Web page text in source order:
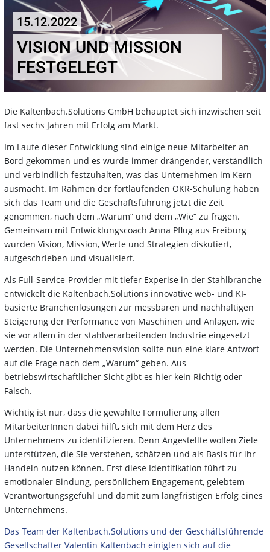
15.12.2022
VISION UND MISSION
FESTGELEGT
Die Kaltenbach.Solutions GmbH behauptet sich inzwischen seit
fast sechs Jahren mit Erfolg am Markt.
Im Laufe dieser Entwicklung sind einige neue Mitarbeiter an
Bord gekommen und es wurde immer drängender, verständlich
und verbindlich festzuhalten, was das Unternehmen im Kern
ausmacht. Im Rahmen der fortlaufenden OKR-Schulung haben
sich das Team und die Geschäftsführung jetzt die Zeit
genommen, nach dem „Warum“ und dem „Wie“ zu fragen.
Gemeinsam mit Entwicklungscoach Anna Pflug aus Freiburg
wurden Vision, Mission, Werte und Strategien diskutiert,
aufgeschrieben und visualisiert.
Als Full-Service-Provider mit tiefer Experise in der Stahlbranche
entwickelt die Kaltenbach.Solutions innovative web- und KI-
basierte Branchenlösungen zur messbaren und nachhaltigen
Steigerung der Performance von Maschinen und Anlagen, wie
sie vor allem in der stahlverarbeitenden Industrie eingesetzt
werden. Die Unternehmensvision sollte nun eine klare Antwort
auf die Frage nach dem „Warum“ geben. Aus
betriebswirtschaftlicher Sicht gibt es hier kein Richtig oder
Falsch.
Wichtig ist nur, dass die gewählte Formulierung allen
MitarbeiterInnen dabei hilft, sich mit dem Herz des
Unternehmens zu identifizieren. Denn Angestellte wollen Ziele
unterstützen, die Sie verstehen, schätzen und als Basis für ihr
Handeln nutzen können. Erst diese Identifikation führt zu
emotionaler Bindung, persönlichem Engagement, gelebtem
Verantwortungsgefühl und damit zum langfristigen Erfolg eines
Unternehmens.
Das Team der Kaltenbach.Solutions und der Geschäftsführende
Gesellschafter Valentin Kaltenbach einigten sich auf die